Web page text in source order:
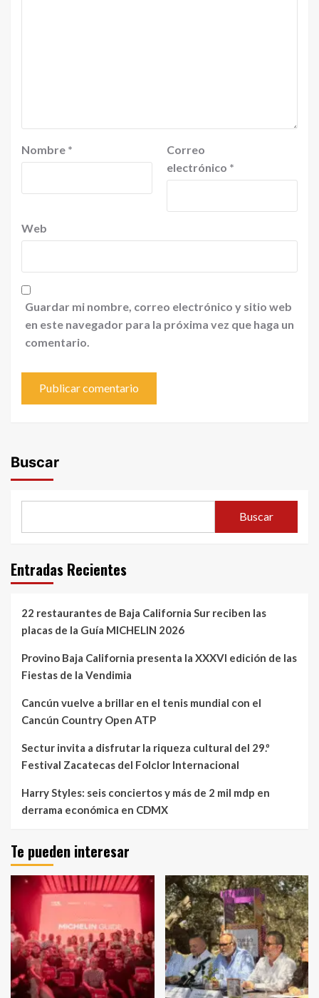
Nombre *
Correo
electrónico *
Web
Guardar mi nombre, correo electrónico y sitio web
en este navegador para la próxima vez que haga un
comentario.
Buscar
Buscar
Entradas Recientes
22 restaurantes de Baja California Sur reciben las
placas de la Guía MICHELIN 2026
Provino Baja California presenta la XXXVI edición de las
Fiestas de la Vendimia
Cancún vuelve a brillar en el tenis mundial con el
Cancún Country Open ATP
Sectur invita a disfrutar la riqueza cultural del 29.º
Festival Zacatecas del Folclor Internacional
Harry Styles: seis conciertos y más de 2 mil mdp en
derrama económica en CDMX
Te pueden interesar